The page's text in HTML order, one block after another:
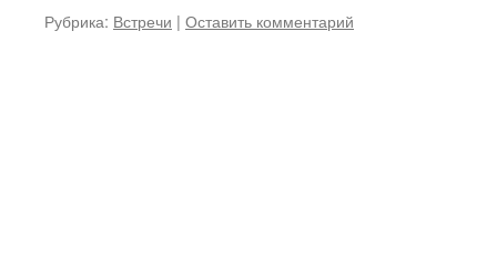
Рубрика: Встречи | Оставить комментарий